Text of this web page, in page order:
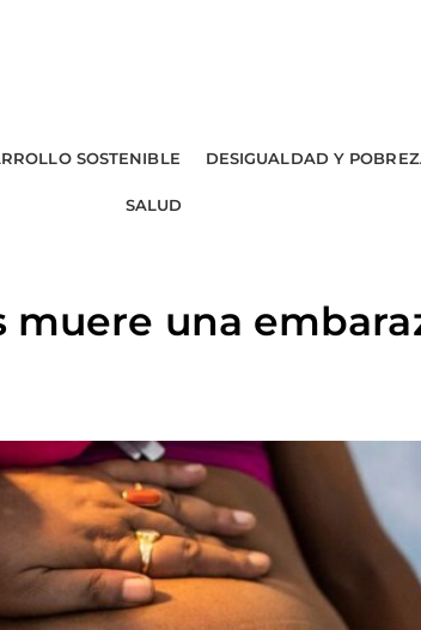
SOSTENIBLE DESIGUALDAD Y
SALUD
muere una